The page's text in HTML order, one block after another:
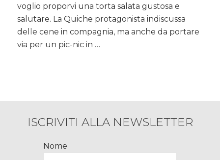
voglio proporvi una torta salata gustosa e
salutare. La Quiche protagonista indiscussa
delle cene in compagnia, ma anche da portare
via per un pic-nic in …
ISCRIVITI ALLA NEWSLETTER
Nome